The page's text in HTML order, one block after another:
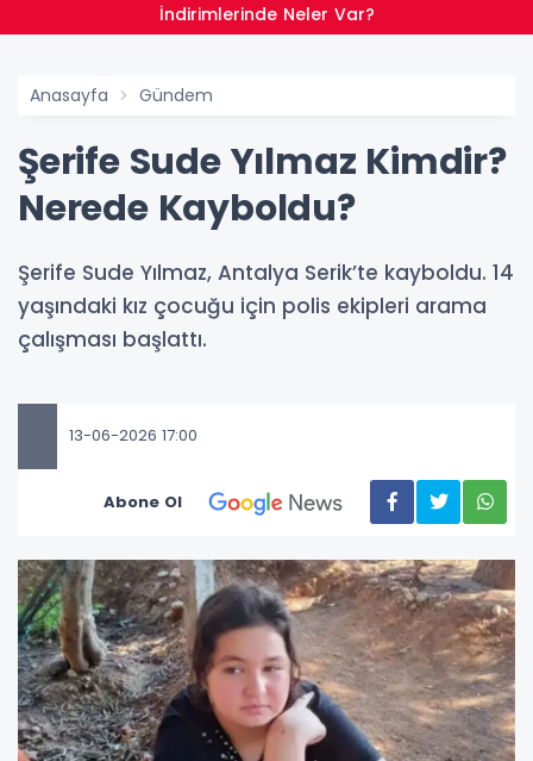
İndirimlerinde Neler Var?
Anasayfa Gündem
Şerife Sude Yılmaz Kimdir?
Nerede Kayboldu?
Şerife Sude Yılmaz, Antalya Serik’te kayboldu. 14
yaşındaki kız çocuğu için polis ekipleri arama
çalışması başlattı.
13-06-2026 17:00
Abone Ol